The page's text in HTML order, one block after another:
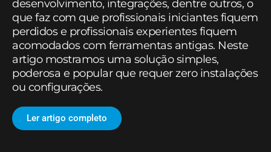
desenvolvimento, integrações, dentre outros, o
que faz com que profissionais iniciantes fiquem
perdidos e profissionais experientes fiquem
acomodados com ferramentas antigas. Neste
artigo mostramos uma solução simples,
poderosa e popular que requer zero instalações
ou configurações.
Ler artigo completo